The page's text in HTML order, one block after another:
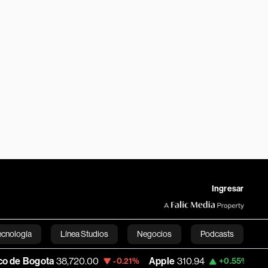
Ingresar
Línea Studios Negocios Podcasts
English-0.21% Apple 310.94 +0.55% USD COP